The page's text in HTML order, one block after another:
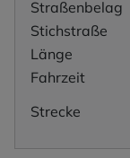
Straßenbelag
Stichstraße
Länge
Fahrzeit
Strecke